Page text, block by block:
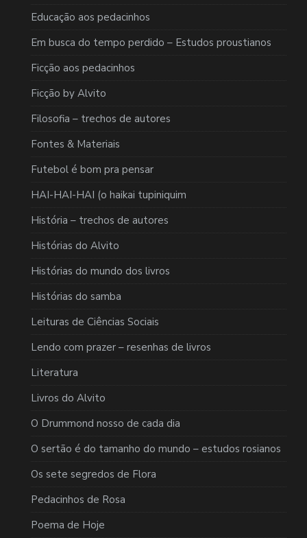
Educação aos pedacinhos
Em busca do tempo perdido – Estudos proustianos
Ficção aos pedacinhos
Ficção by Alvito
Filosofia – trechos de autores
Fontes & Materiais
Futebol é bom pra pensar
HAI-HAI-HAI (o haikai tupiniquim
História – trechos de autores
Histórias do Alvito
Histórias do mundo dos livros
Histórias do samba
Leituras de Ciências Sociais
Lendo com prazer – resenhas de livros
Literatura
Livros do Alvito
O Drummond nosso de cada dia
O sertão é do tamanho do mundo – estudos rosianos
Os sete segredos de Flora
Pedacinhos de Rosa
Poema de Hoje